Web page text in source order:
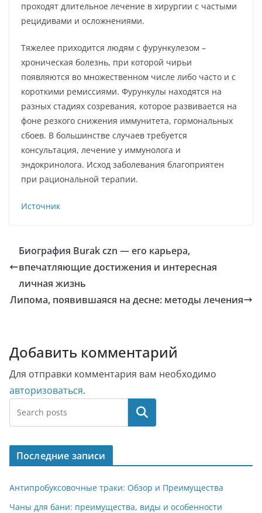
проходят длительное лечение в хирургии с частыми
рецидивами и осложнениями.
Тяжелее приходится людям с фурункулезом –
хроническая болезнь, при которой чирьи
появляются во множественном числе либо часто и с
короткими ремиссиями. Фурункулы находятся на
разных стадиях созревания, которое развивается на
фоне резкого снижения иммунитета, гормональных
сбоев. В большинстве случаев требуется
консультация, лечение у иммунолога и
эндокринолога. Исход заболевания благоприятен
при рациональной терапии.
Источник
Биография Burak czn — его карьера,
впечатляющие достижения и интересная
личная жизнь
Липома, появившаяся на десне: методы лечения
Добавить комментарий
Для отправки комментария вам необходимо
авторизоваться.
Поиск
Последние записи
Антипробуксовочные траки: Обзор и Преимущества
Чаны для бани: преимущества, виды и особенности